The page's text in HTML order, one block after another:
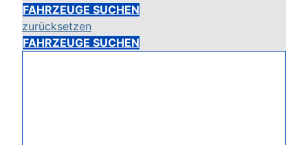
FAHRZEUGE SUCHEN
zurücksetzen
FAHRZEUGE SUCHEN